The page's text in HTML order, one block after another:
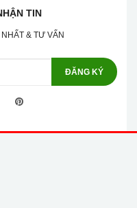
TIN
& TƯ VẤN
ĐĂNG KÝ